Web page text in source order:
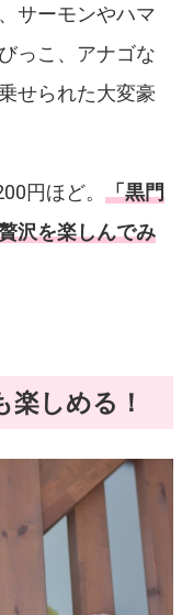
サーモンやハマ
っこ、アナゴな
せられた大変豪
円ほど。 「黒門
沢を楽しんでみ
楽しめる！